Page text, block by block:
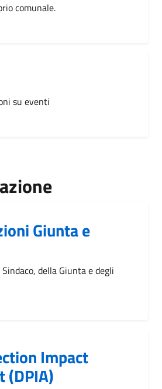
comunale.
su eventi
Giunta e
della Giunta e degli
Impact
(DPIA)